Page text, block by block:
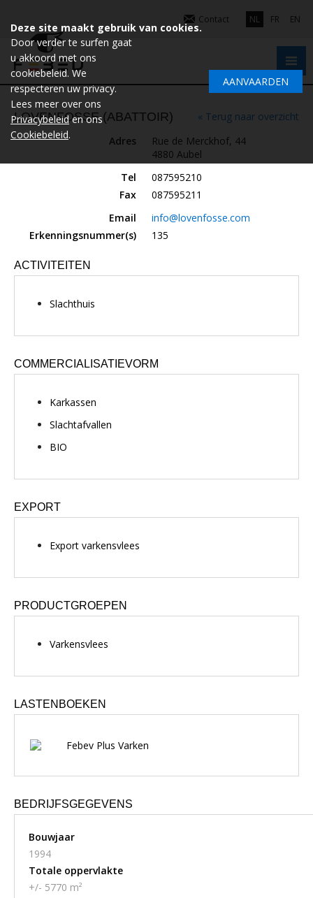
Contact NL FR EN
« Terug naar overzicht
LOVENFOSSE (ABATTOIR)
Adres
Rue de Merckhof, 44
4880 Aubel
Tel
087595210
Fax
087595211
Email
info@lovenfosse.com
Erkenningsnummer(s)
135
ACTIVITEITEN
Slachthuis
COMMERCIALISATIEVORM
Karkassen
Slachtafvallen
BIO
EXPORT
Export varkensvlees
PRODUCTGROEPEN
Varkensvlees
LASTENBOEKEN
Febev Plus Varken
BEDRIJFSGEGEVENS
Bouwjaar
1994
Totale oppervlakte
+/- 5770 m²
Deze site maakt gebruik van cookies.
Door verder te surfen gaat
u akkoord met ons
cookiebeleid. We
respecteren uw privacy.
Lees meer over ons
Privacybeleiden ons
Cookiebeleid.
AANVAARDEN